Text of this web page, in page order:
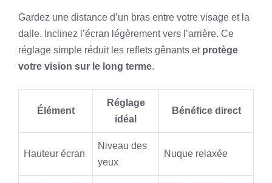
Gardez une distance d’un bras entre votre visage et la
dalle. Inclinez l’écran légèrement vers l’arrière. Ce
réglage simple réduit les reflets gênants et protège
votre vision sur le long terme.
Élément
Réglage
idéal
Bénéfice direct
Hauteur écran
Niveau des
yeux
Nuque relaxée